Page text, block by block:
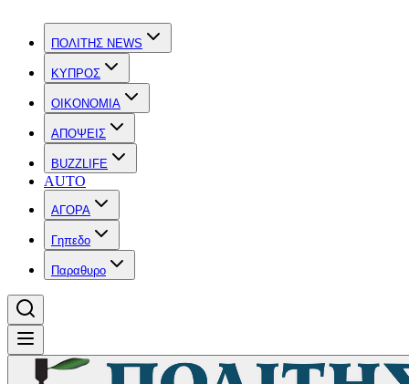
ΠΟΛΙΤΗΣ NEWS
ΚΥΠΡΟΣ
OIKONOMIA
ΑΠΟΨΕΙΣ
BUZZLIFE
AUTO
ΑΓΟΡΑ
Γηπεδο
Παραθυρο